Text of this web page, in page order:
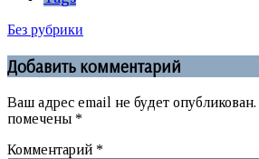
Без рубрики
Добавить комментарий
Ваш адрес email не будет опубликован.
помечены *
Комментарий *